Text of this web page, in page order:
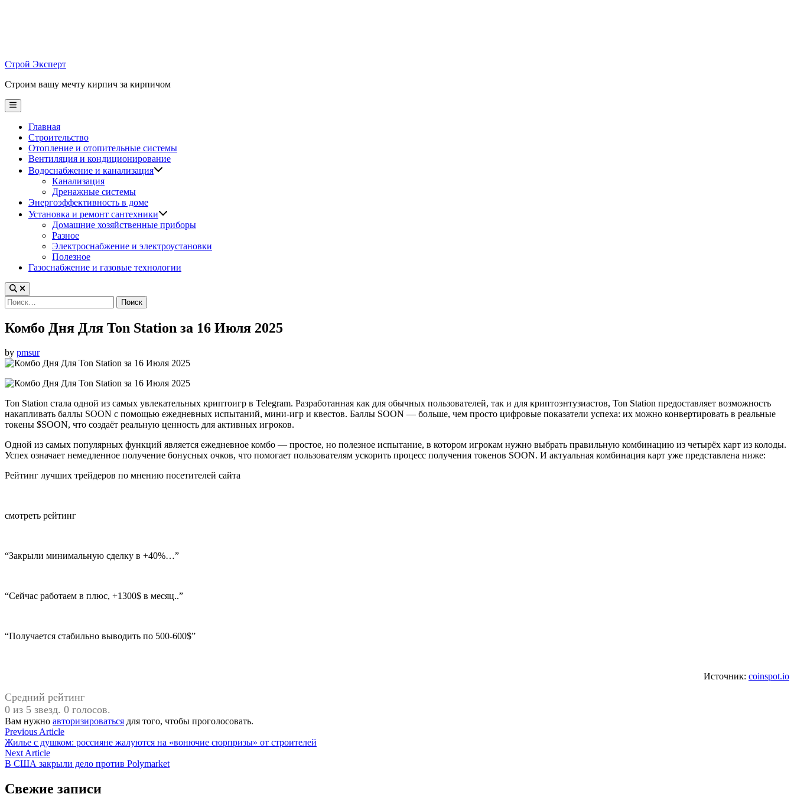
Строй Эксперт
Строим вашу мечту кирпич за кирпичом
Main
Menu
Главная
Строительство
Отопление и отопительные системы
Вентиляция и кондиционирование
Водоснабжение и канализация
Канализация
Дренажные системы
Энергоэффективность в доме
Установка и ремонт сантехники
Домашние хозяйственные приборы
Разное
Электроснабжение и электроустановки
Полезное
Газоснабжение и газовые технологии
Найти:
Комбо Дня Для Ton Station за 16 Июля 2025
by pmsur
Ton Station стала одной из самых увлекательных криптоигр в Telegram. Разработанная как для обычных пользователей, так и для криптоэнтузиастов, Ton Station предоставляет возможность
накапливать баллы SOON с помощью ежедневных испытаний, мини-игр и квестов. Баллы SOON — больше, чем просто цифровые показатели успеха: их можно конвертировать в реальные
токены $SOON, что создаёт реальную ценность для активных игроков.
Одной из самых популярных функций является ежедневное комбо — простое, но полезное испытание, в котором игрокам нужно выбрать правильную комбинацию из четырёх карт из колоды.
Успех означает немедленное получение бонусных очков, что помогает пользователям ускорить процесс получения токенов SOON. И актуальная комбинация карт уже представлена ниже:
Рейтинг лучших трейдеров по мнению посетителей сайта
смотреть рейтинг
“Закрыли минимальную сделку в +40%…”
“Сейчас работаем в плюс, +1300$ в месяц..”
“Получается стабильно выводить по 500-600$”
Источник: coinspot.io
Средний рейтинг
0 из 5 звезд. 0 голосов.
Вам нужно авторизироваться для того, чтобы проголосовать.
Навигация
по
записям
Previous ArticlePrevious
article:
Жилье с душком: россияне жалуются на «вонючие сюрпризы» от строителей
Next ArticleNext
article:
В США закрыли дело против Polymarket
Свежие записи